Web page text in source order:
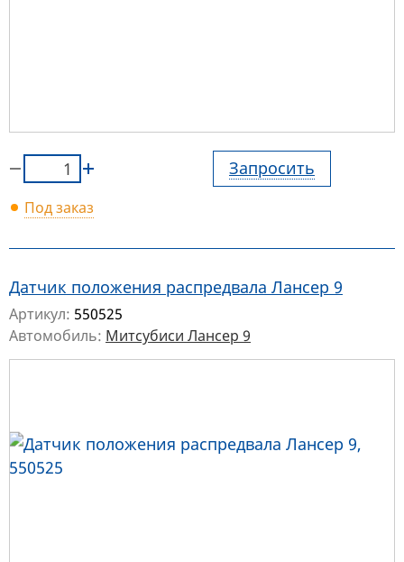
Запросить
Под заказ
Датчик положения распредвала Лансер 9
Артикул: 550525
Автомобиль: Митсубиси Лансер 9